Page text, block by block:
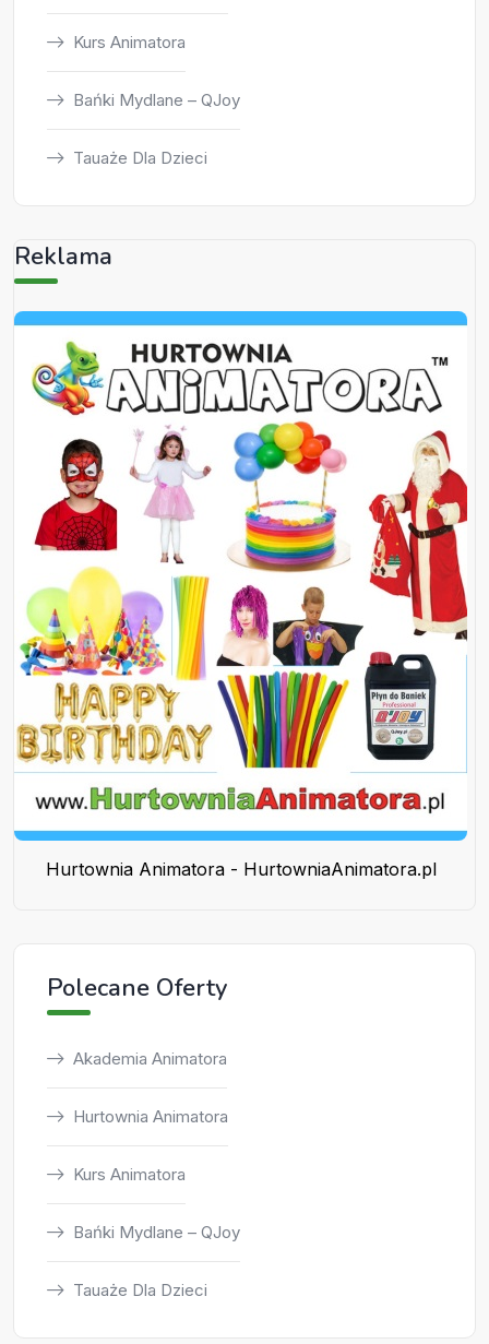
Kurs Animatora
Bańki Mydlane – QJoy
Tauaże Dla Dzieci
Reklama
Hurtownia Animatora - HurtowniaAnimatora.pl
Polecane Oferty
Akademia Animatora
Hurtownia Animatora
Kurs Animatora
Bańki Mydlane – QJoy
Tauaże Dla Dzieci